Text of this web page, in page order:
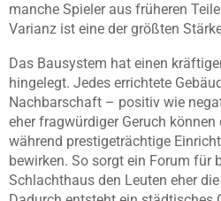
manche Spieler aus früheren
Varianz ist eine der größten
Das Bausystem hat einen
hingelegt. Jedes errichtete
Nachbarschaft – positiv wie
eher fragwürdiger Geruch
während prestigeträchtige
bewirken. So sorgt ein Forum für
Schlachthaus den Leuten eher